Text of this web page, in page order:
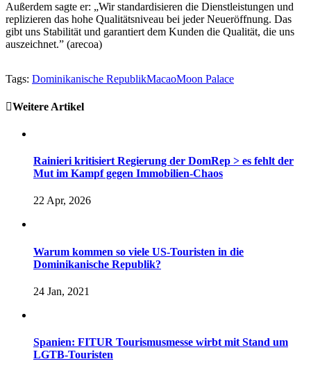
Außerdem sagte er: „Wir standardisieren die Dienstleistungen und
replizieren das hohe Qualitätsniveau bei jeder Neueröffnung. Das
gibt uns Stabilität und garantiert dem Kunden die Qualität, die uns
auszeichnet.” (arecoa)
Tags: Dominikanische RepublikMacaoMoon Palace
Weitere Artikel
Rainieri kritisiert Regierung der DomRep > es fehlt der
Mut im Kampf gegen Immobilien-Chaos
22 Apr, 2026
Warum kommen so viele US-Touristen in die
Dominikanische Republik?
24 Jan, 2021
Spanien: FITUR Tourismusmesse wirbt mit Stand um
LGTB-Touristen